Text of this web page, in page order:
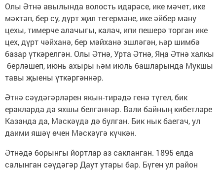
Олы Әтнә авылында волость идарәсе, ике мәчет, ике
мәктәп, бер су, дүрт җил тегермәне, ике әйбер ману
цехы, тимерче алачыгы, калач, ипи пешерә торган ике
цех, дүрт чәйханә, бер мәйханә эшләгән, һәр шимбә
базар үткәрелгән. Олы Әтнә, Урта Әтнә, Яңа Әтнә халкы
берләшеп, июнь ахыры һәм июль башларында Мукшы
тавы җыены үткәргәннәр.
Әтнә сәүдәгәрләрен якын-тирәдә генә түгел, бик
еракларда да яхшы белгәннәр. Вәли байның кибетләре
Казанда да, Мәскәүдә дә булган. Бик нык баегач, ул
даими яшәү өчен Мәскәүгә күчкән.
Әтнәдә борынгы йортлар аз сакланган. 1895 елда
салынган сәүдәгәр Даут утары бар. Бүген ул район